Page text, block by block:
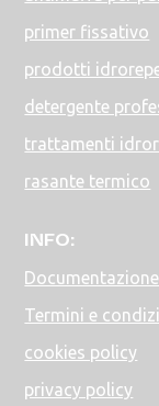
primer fissativo
prodotti
detergente
trattamenti
rasante termico
INFO:
Termini e
cookies policy
privacy policy